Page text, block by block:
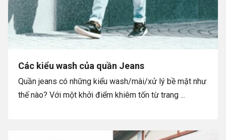
Các kiểu wash của quần Jeans
Quần jeans có những kiểu wash/mài/xử lý bề mặt như
thế nào? Với một khởi điểm khiêm tốn từ trang ...